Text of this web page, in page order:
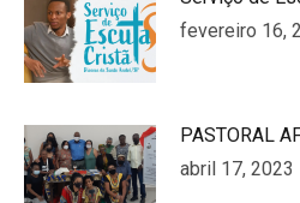
fevereiro 16,
PASTORAL
abril 17, 2023